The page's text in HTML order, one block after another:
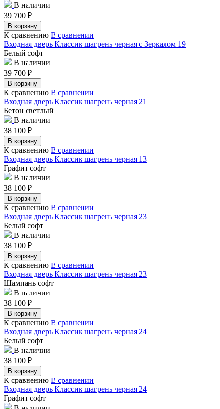
В наличии
39 700 ₽
В корзину
К сравнению В сравнении
Входная дверь Классик шагрень черная с Зеркалом 19
Белый софт
В наличии
39 700 ₽
В корзину
К сравнению В сравнении
Входная дверь Классик шагрень черная 21
Бетон светлый
В наличии
38 100 ₽
В корзину
К сравнению В сравнении
Входная дверь Классик шагрень черная 13
Графит софт
В наличии
38 100 ₽
В корзину
К сравнению В сравнении
Входная дверь Классик шагрень черная 23
Белый софт
В наличии
38 100 ₽
В корзину
К сравнению В сравнении
Входная дверь Классик шагрень черная 23
Шампань софт
В наличии
38 100 ₽
В корзину
К сравнению В сравнении
Входная дверь Классик шагрень черная 24
Белый софт
В наличии
38 100 ₽
В корзину
К сравнению В сравнении
Входная дверь Классик шагрень черная 24
Графит софт